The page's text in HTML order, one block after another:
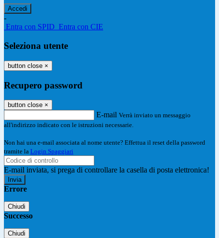
-
Entra con SPID Entra con CIE
Seleziona utente
button close ×
Recupero password
button close ×
E-mail Verrà inviato un messaggio
all'indirizzo indicato con le istruzioni necessarie.
Non hai una e-mail associata al nome utente? Effettua il reset della password
tramite la Login Spaggiari
E-mail inviata, si prega di controllare la casella di posta elettronica!
Errore
Chiudi
Successo
Chiudi